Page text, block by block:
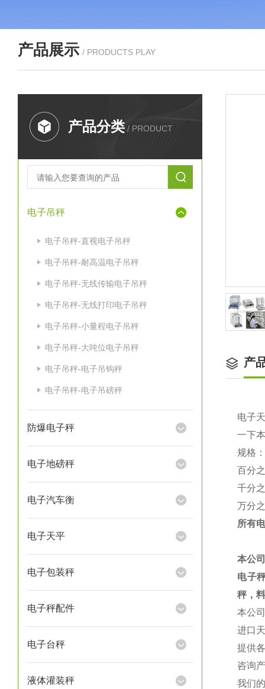
产品展示 / PRODUCTS PLAY
产品分类 / PRODUCT
电子吊秤
电子吊秤-直视电子吊秤
电子吊秤-耐高温电子吊秤
电子吊秤-无线传输电子吊秤
电子吊秤-无线打印电子吊秤
电子吊秤-小量程电子吊秤
电子吊秤-大吨位电子吊秤
电子吊秤-电子吊钩秤
电子吊秤-电子吊磅秤
防爆电子秤
电子地磅秤
电子汽车衡
电子天平
电子包装秤
电子秤配件
电子台秤
液体灌装秤
产
电子
一下
规格
百分
千分
万分
所有
本公
电子
秤，
本公
进口
提供
咨询
我们